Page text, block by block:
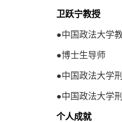
卫跃宁教授
●中国政法大学
●博士生导师
●中国政法大学刑
●中国政法大学刑
个人成就